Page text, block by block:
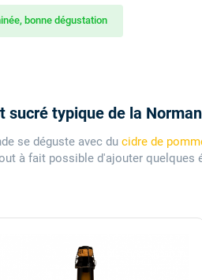
bonne dégustation
sucré typique de la
se déguste avec ducidre de
à fait possible d'ajouter quelques